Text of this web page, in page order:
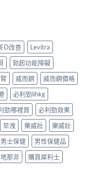
ED改善
Levitra
勃起功能障礙
威而鋼
威而鋼價格
必利勁lihkg
勁哪裡買
必利勁效果
早洩 樂威壯
樂威壯
男士保健
男性保健品
那非
購買犀利士